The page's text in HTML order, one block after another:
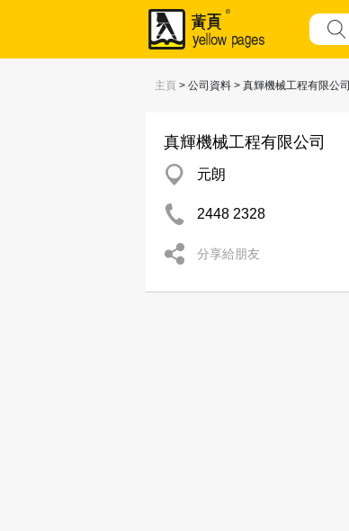
主頁 > 公司資料 > 真輝機械工程有限公司
真輝機械工程有限公司
元朗
2448 2328
分享給朋友